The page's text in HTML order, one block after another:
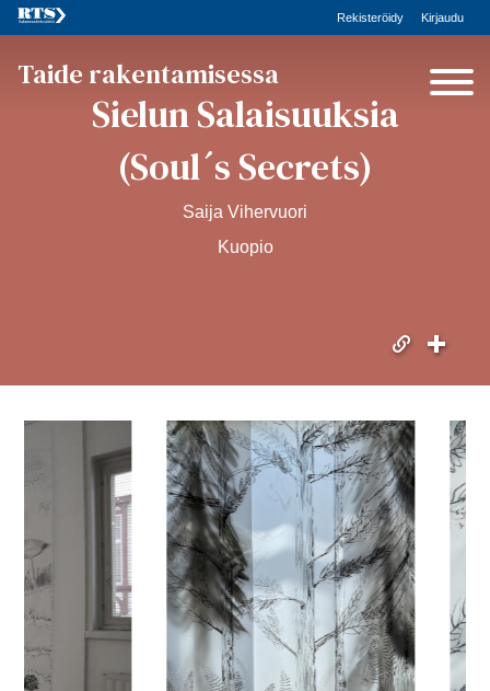
Rekisteröidy Kirjaudu
Taide rakentamisessa
Sielun Salaisuuksia
(Soul´s Secrets)
Saija Vihervuori
Kuopio